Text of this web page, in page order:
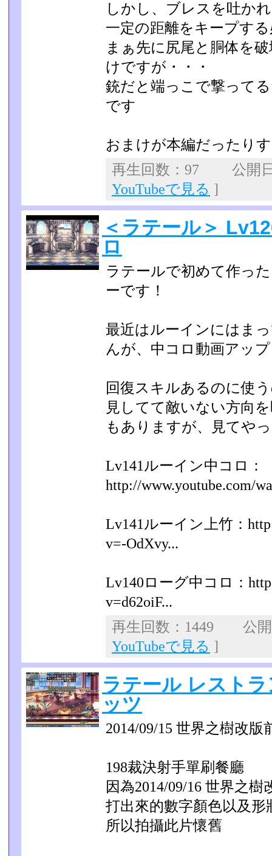
しかし、ブレスを吐か
一定の距離をキープす
まぁ先に尻尾と胴体を
けですが・・・
銃だと端っこで撃って
です
おまけが本編だったり
再生回数：97 公開
YouTubeで見る ]
＜ラテール＞
ロ
ラテールで初めて作っ
ーです！
最近はルーインにはま
んが、中コロ動画アッ
回復スキルあるのに使
見してて敵いない方向
もありますが、見てや
Lv141ルーイン中コロ：
http://www.youtube.com/
Lv141ルーイン上竹：
v=-OdXvy...
Lv140ローグ中コロ：
v=d62oiF...
再生回数：1449 公
YouTubeで見る ]
ラテール レスト
ッツ
2014/09/15 世界之樹改版
198裁決射手單刷餐廳
因為2014/09/16 世界之樹
打出來的數字顏色以及形
所以拍攝此片懷舊